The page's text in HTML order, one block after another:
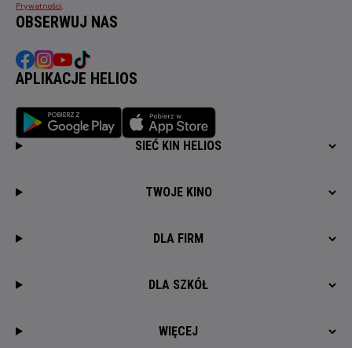
Prywatności.
OBSERWUJ NAS
APLIKACJE HELIOS
SIEĆ KIN HELIOS
TWOJE KINO
DLA FIRM
DLA SZKÓŁ
WIĘCEJ